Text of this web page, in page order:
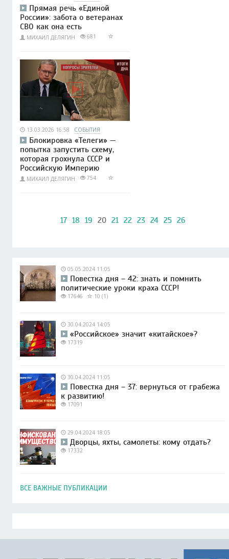
Прямая речь «Единой
России»: забота о ветеранах
СВО как она есть
МИХАИЛ ДЕЛЯГИН 681
13.03.2026 16:58 СОБЫТИЯ
Блокировка «Телеги» —
попытка запустить схему,
которая грохнула СССР и
Российскую Империю
МИХАИЛ ДЕЛЯГИН 754
17 18 19 20 21 22 23 24 25 26
05.05.2024 11:05
Повестка дня – 42: знать и помнить
политические уроки краха СССР!
17646 10 (1)
30.04.2024 14:05
«Российское» значит «китайское»?
17319
30.04.2024 11:05
Повестка дня – 37: вернуться от грабежа
к развитию!
17091
29.04.2024 18:05
Дворцы, яхты, самолеты: кому отдать?
17332
ВСЕ ВАЖНЫЕ ПУБЛИКАЦИИ